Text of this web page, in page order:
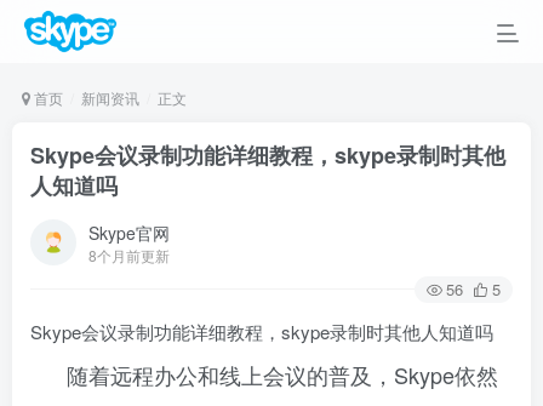
首页 新闻资讯 正文
Skype会议录制功能详细教程，skype录制时其他
人知道吗
Skype官网
8个月前更新
56 5
Skype会议录制功能详细教程，skype录制时其他人知道吗
随着远程办公和线上会议的普及，Skype依然